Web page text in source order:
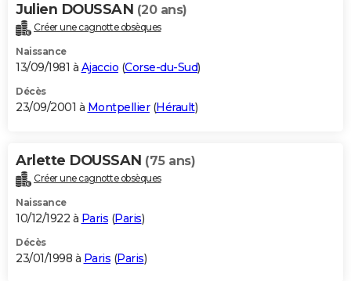
Julien DOUSSAN (20 ans)
Créer une cagnotte obsèques
Naissance
13/09/1981 à Ajaccio (Corse-du-Sud)
Décès
23/09/2001 à Montpellier(Hérault)
Arlette DOUSSAN (75 ans)
Créer une cagnotte obsèques
Naissance
10/12/1922 à Paris (Paris)
Décès
23/01/1998 à Paris (Paris)